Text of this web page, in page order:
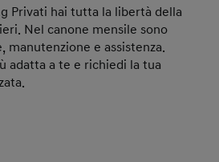
Privati hai tutta la libertà della
Nel canone mensile sono
manutenzione e assistenza.
adatta a te e richiedi la tua